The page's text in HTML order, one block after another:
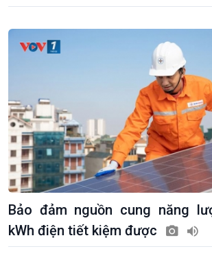
Bảo đảm nguồn cung năng
kWh điện tiết kiệm được